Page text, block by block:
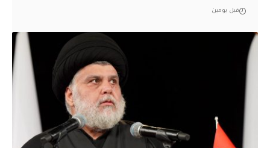
قبل يومين